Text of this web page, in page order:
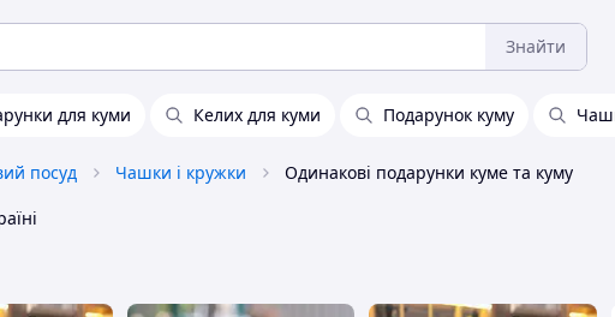
Знайти
для куми Келих для куми Подарунок куму
посуд Чашки і кружки Одинакові подарунки куме та куму